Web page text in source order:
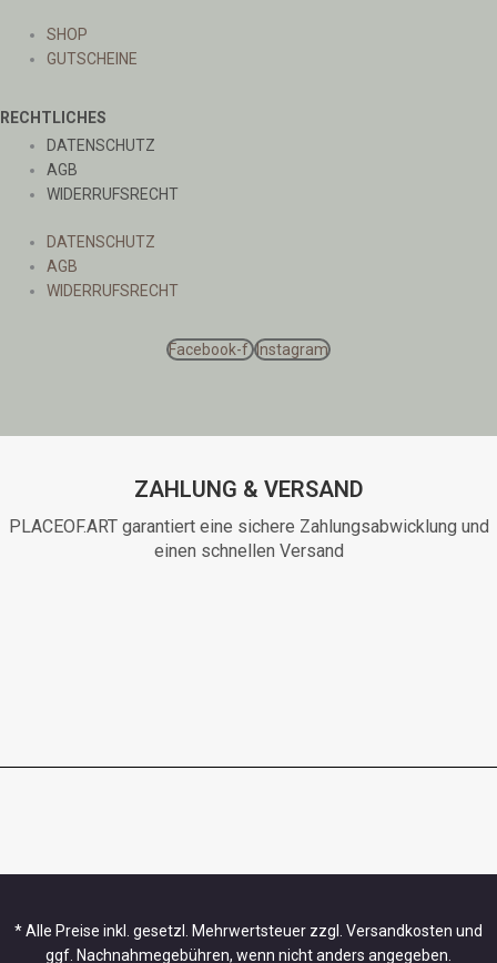
SHOP
GUTSCHEINE
RECHTLICHES
DATENSCHUTZ
AGB
WIDERRUFSRECHT
DATENSCHUTZ
AGB
WIDERRUFSRECHT
Facebook-f Instagram
ZAHLUNG & VERSAND
PLACEOF.ART garantiert eine sichere Zahlungsabwicklung und
einen schnellen Versand
* Alle Preise inkl. gesetzl. Mehrwertsteuer zzgl. Versandkosten und
ggf. Nachnahmegebühren, wenn nicht anders angegeben.